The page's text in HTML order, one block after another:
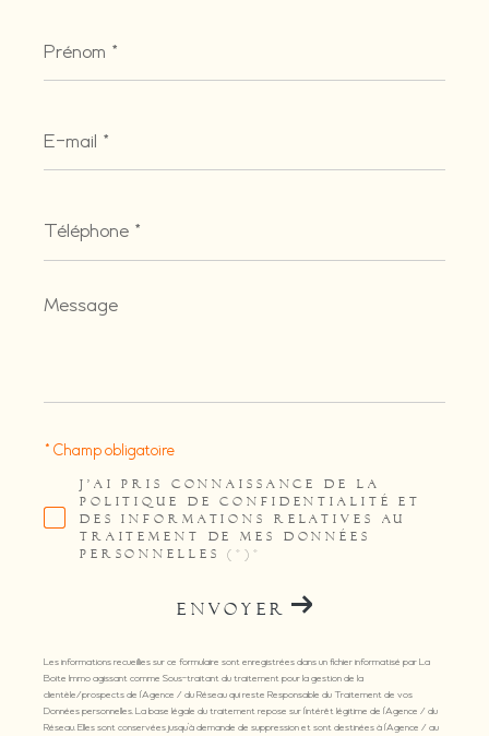
*
mail
*
*
Message
*
J'AI PRIS CONNAISSANCE DE LA
POLITIQUE DE CONFIDENTIALITÉ ET
DES INFORMATIONS RELATIVES AU
TRAITEMENT DE MES DONNÉES
PERSONNELLES (*)*
* Champ obligatoire
ENVOYER
Les informations recueillies sur ce formulaire sont enregistrées dans un fichier informatisé par La
Boite Immo agissant comme Sous-traitant du traitement pour la gestion de la
clientèle/prospects de l'Agence / du Réseau qui reste Responsable du Traitement de vos
Données personnelles. La base légale du traitement repose sur l'intérêt légitime de l'Agence / du
Réseau. Elles sont conservées jusqu'à demande de suppression et sont destinées à l'Agence / au